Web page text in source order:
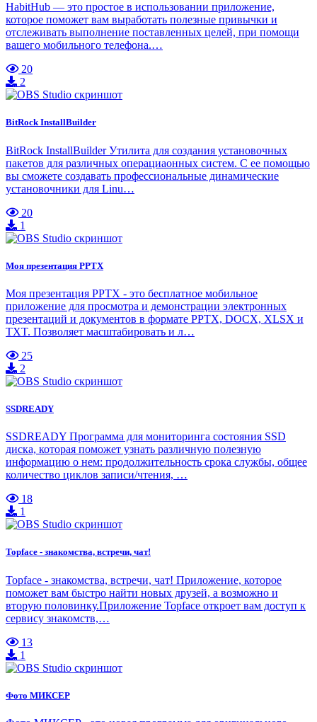
HabitHub — это простое в использовании приложение,
которое поможет вам выработать полезные привычки и
отслеживать выполнение поставленных целей, при помощи
вашего мобильного телефона.…
20
2
BitRock InstallBuilder
BitRock InstallBuilder Утилита для создания установочных
пакетов для различных операциаонных систем. С ее помощью
вы сможете создавать профессиональные динамические
установочники для Linu…
20
1
Моя презентация PPTX
Моя презентация PPTX - это бесплатное мобильное
приложение для просмотра и демонстрации электронных
презентаций и документов в формате PPTX, DOCX, XLSX и
TXT. Позволяет масштабировать и л…
25
2
SSDREADY
SSDREADY Программа для мониторинга состояния SSD
диска, которая поможет узнать различную полезную
информацию о нем: продолжительность срока службы, общее
количество циклов записи/чтения, …
18
1
Topface - знакомства, встречи, чат!
Topface - знакомства, встречи, чат! Приложение, которое
поможет вам быстро найти новых друзей, а возможно и
вторую половинку.Приложение Topface откроет вам доступ к
сервису знакомств,…
13
1
Фото МИКСЕР